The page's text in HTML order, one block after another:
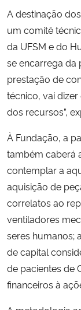
A destinação
um comitê
da UFSM e do
se encarrega da
prestação de
técnico, vai
dos recursos”,
À Fundação, a
também caberá
contemplar a
aquisição de
correlatos ao
ventiladores
seres humanos;
de capital
de pacientes de
financeiros à